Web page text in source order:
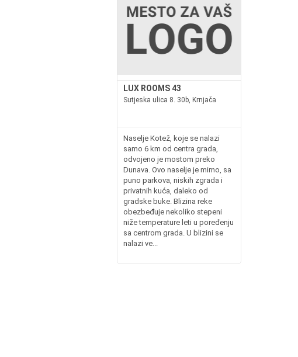
LUX ROOMS 43
Sutjeska ulica 8. 30b, Krnjača
Naselje Kotež, koje se nalazi
samo 6 km od centra grada,
odvojeno je mostom preko
Dunava. Ovo naselje je mirno, sa
puno parkova, niskih zgrada i
privatnih kuća, daleko od
gradske buke. Blizina reke
obezbeđuje nekoliko stepeni
niže temperature leti u poređenju
sa centrom grada. U blizini se
nalazi ve...